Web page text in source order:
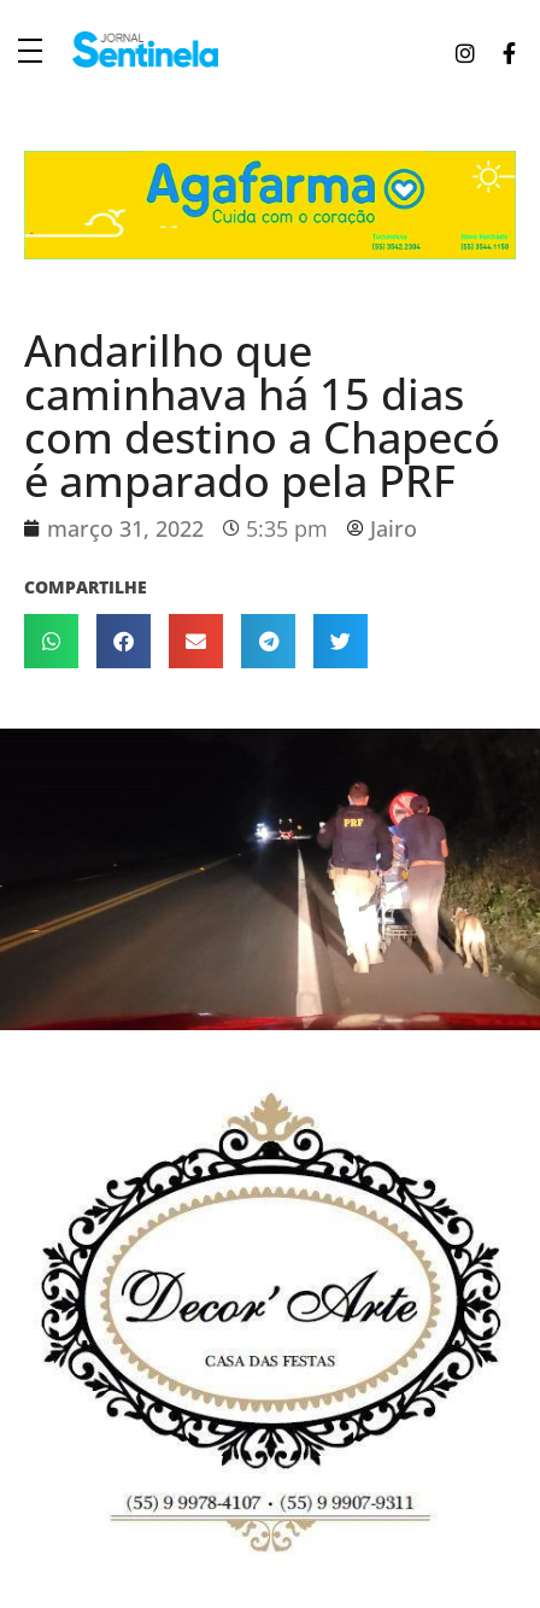
Andarilho que
caminhava há 15 dias
com destino a Chapecó
é amparado pela PRF
março 31, 2022 5:35 pm Jairo
COMPARTILHE